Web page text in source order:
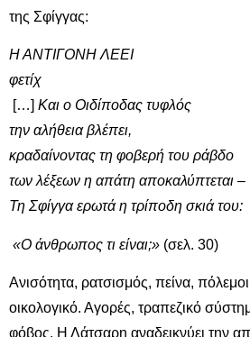
της Σφίγγας:
Η ΑΝΤΙΓΟΝΗ ΛΕΕΙ
φετίχ
[…] Και ο Οιδίποδας τυφλός
την αλήθεια βλέπει,
κραδαίνοντας τη φοβερή του ράβδο
των λέξεων η απάτη αποκαλύπτεται –
Τη Σφίγγα ερωτά η τρίποδη σκιά του:
«Ο άνθρωπος τι είναι;» (σελ. 30)
Ανισότητα, ρατσισμός, πείνα,
οικολογικό. Αγορές, τραπεζικό
φόβος. Η Λάτσαρη αναδεικνύει την